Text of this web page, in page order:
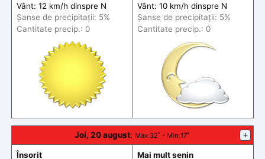
Vânt: 12 km/h dinspre N
Șanse de precipitații: 5%
Cantitate precip.: 0
Vânt: 10 km/h dinspre N
Șanse de precipitații: 5%
Cantitate precip.: 0
Joi, 20 august: Max:32˚ - Min:17˚ +
Însorit Mai mult senin